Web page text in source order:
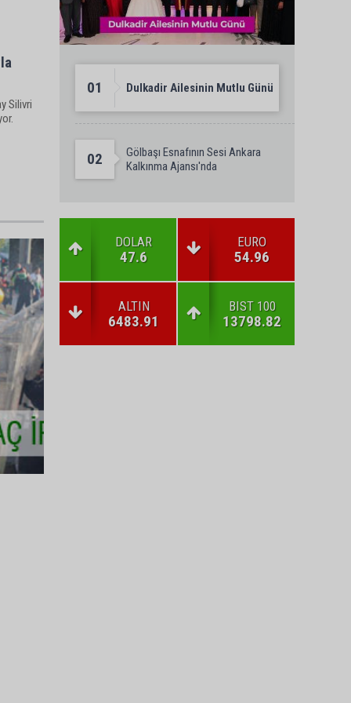
Silivri
01 Dulkadir Ailesinin Mutlu Günü
02
Gölbaşı Esnafının Sesi Ankara
Kalkınma Ajansı'nda
DOLAR
47.6
EURO
54.96
ALTIN
6483.91
BIST 100
13798.82